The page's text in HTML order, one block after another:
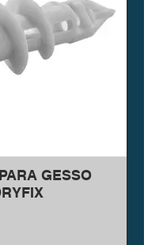
GESSO